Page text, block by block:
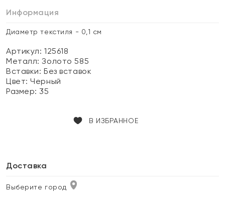
Информация
Диаметр текстиля - 0,1 см
Артикул: 125618
Металл:Золото 585
Вставки:Без вставок
Цвет:Черный
Размер: 35
В ИЗБРАННОЕ
Доставка
Выберите город